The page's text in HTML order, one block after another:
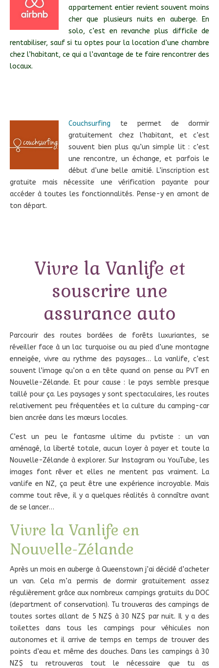
appartement entier revient souvent moins
cher que plusieurs nuits en auberge. En
solo, c’est en revanche plus difficile de
rentabiliser, sauf si tu optes pour la location d’une chambre
chez l’habitant, ce qui a l’avantage de te faire rencontrer des
locaux.
Couchsurfing te permet de dormir
gratuitement chez l’habitant, et c’est
souvent bien plus qu’un simple lit : c’est
une rencontre, un échange, et parfois le
début d’une belle amitié. L’inscription est
gratuite mais nécessite une vérification payante pour
accéder à toutes les fonctionnalités. Pense-y en amont de
ton départ.
Vivre la Vanlife et
souscrire une
assurance auto
Parcourir des routes bordées de forêts luxuriantes, se
réveiller face à un lac turquoise ou au pied d’une montagne
enneigée, vivre au rythme des paysages… La vanlife, c’est
souvent l’image qu’on a en tête quand on pense au PVT en
Nouvelle-Zélande. Et pour cause : le pays semble presque
taillé pour ça. Les paysages y sont spectaculaires, les routes
relativement peu fréquentées et la culture du camping-car
bien ancrée dans les mœurs locales.
C’est un peu le fantasme ultime du pvtiste : un van
aménagé, la liberté totale, aucun loyer à payer et toute la
Nouvelle-Zélande à explorer. Sur Instagram ou YouTube, les
images font rêver et elles ne mentent pas vraiment. La
vanlife en NZ, ça peut être une expérience incroyable. Mais
comme tout rêve, il y a quelques réalités à connaître avant
de se lancer…
Vivre la Vanlife en
Nouvelle-Zélande
Après un mois en auberge à Queenstown j’ai décidé d’acheter
un van. Cela m’a permis de dormir gratuitement assez
régulièrement grâce aux nombreux campings gratuits du DOC
(department of conservation). Tu trouveras des campings de
toutes sortes allant de 5 NZ$ à 30 NZ$ par nuit. Il y a des
toilettes dans tous les campings pour véhicules non
autonomes et il arrive de temps en temps de trouver des
points d’eau et même des douches. Dans les campings à 30
NZ$ tu retrouveras tout le nécessaire que tu as